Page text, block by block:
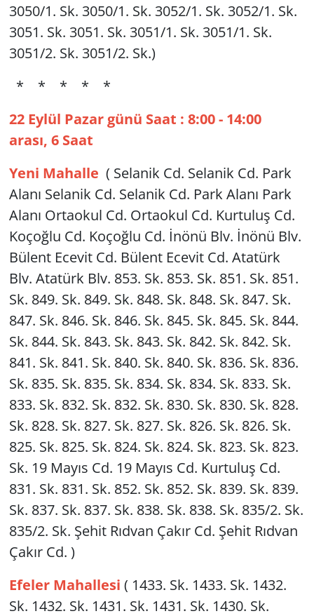
3050/1. Sk. 3050/1. Sk. 3052/1. Sk. 3052/1. Sk.
3051. Sk. 3051. Sk. 3051/1. Sk. 3051/1. Sk.
3051/2. Sk. 3051/2. Sk.)
* * * * *
22 Eylül Pazar günü Saat : 8:00 - 14:00
arası, 6 Saat
Yeni Mahalle ( Selanik Cd. Selanik Cd. Park
Alanı Selanik Cd. Selanik Cd. Park Alanı Park
Alanı Ortaokul Cd. Ortaokul Cd. Kurtuluş Cd.
Koçoğlu Cd. Koçoğlu Cd. İnönü Blv. İnönü Blv.
Bülent Ecevit Cd. Bülent Ecevit Cd. Atatürk
Blv. Atatürk Blv. 853. Sk. 853. Sk. 851. Sk. 851.
Sk. 849. Sk. 849. Sk. 848. Sk. 848. Sk. 847. Sk.
847. Sk. 846. Sk. 846. Sk. 845. Sk. 845. Sk. 844.
Sk. 844. Sk. 843. Sk. 843. Sk. 842. Sk. 842. Sk.
841. Sk. 841. Sk. 840. Sk. 840. Sk. 836. Sk. 836.
Sk. 835. Sk. 835. Sk. 834. Sk. 834. Sk. 833. Sk.
833. Sk. 832. Sk. 832. Sk. 830. Sk. 830. Sk. 828.
Sk. 828. Sk. 827. Sk. 827. Sk. 826. Sk. 826. Sk.
825. Sk. 825. Sk. 824. Sk. 824. Sk. 823. Sk. 823.
Sk. 19 Mayıs Cd. 19 Mayıs Cd. Kurtuluş Cd.
831. Sk. 831. Sk. 852. Sk. 852. Sk. 839. Sk. 839.
Sk. 837. Sk. 837. Sk. 838. Sk. 838. Sk. 835/2. Sk.
835/2. Sk. Şehit Rıdvan Çakır Cd. Şehit Rıdvan
Çakır Cd. )
Efeler Mahallesi ( 1433. Sk. 1433. Sk. 1432.
Sk. 1432. Sk. 1431. Sk. 1431. Sk. 1430. Sk.